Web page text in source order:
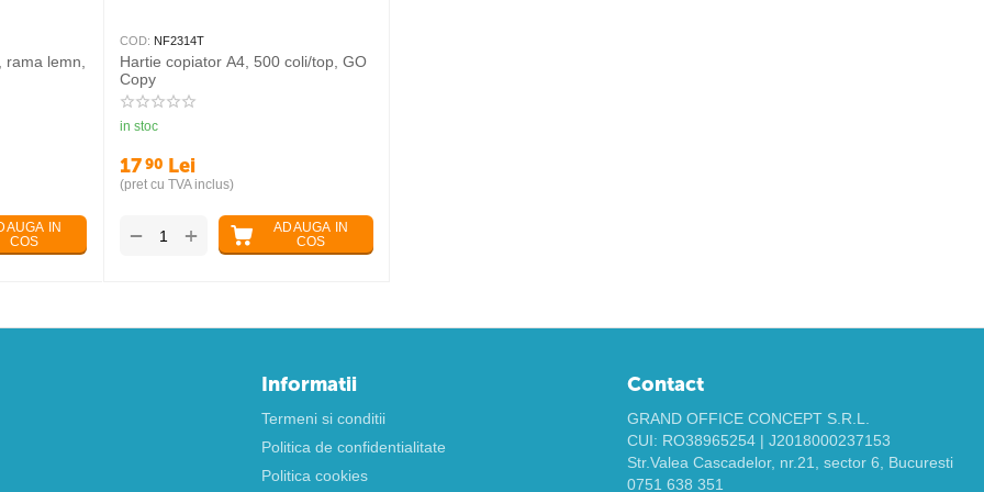
rama lemn,
IN
COS
COD: NF2314T
Hartie copiator A4, 500 coli/top, GO
Copy
in stoc
1790 Lei
(pret cu TVA inclus)
ADAUGA IN
COS
+
−
Informatii
Termeni si conditii
Politica de confidentialitate
Politica cookies
Contact
GRAND OFFICE CONCEPT S.R.L.
CUI: RO38965254 | J2018000237153
Str.Valea Cascadelor, nr.21, sector 6, Bucuresti
0751 638 351